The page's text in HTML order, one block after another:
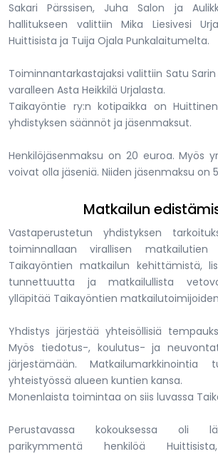
Sakari Pärssisen, Juha Salon ja
hallitukseen valittiin Mika Liesivesi
Huittisista ja Tuija Ojala Punkalaitumelta.
Toiminnantarkastajaksi valittiin Satu
varalleen Asta Heikkilä Urjalasta.
Taikayöntie ry:n kotipaikka on
yhdistyksen säännöt ja jäsenmaksut.
Henkilöjäsenmaksu on 20 euroa. Myös
voivat olla jäseniä. Niiden jäsenmaksu on
Matkailun
Vastaperustetun yhdistyksen
toiminnallaan virallisen
Taikayöntien matkailun kehittämistä,
tunnettuutta ja matkailullista
ylläpitää Taikayöntien
Yhdistys järjestää yhteisöllisiä
Myös tiedotus-, koulutus- ja
järjestämään. Matkailumarkkinointia
yhteistyössä alueen kuntien kansa.
Monenlaista toimintaa on siis luvassa
Perustavassa kokouksessa oli
parikymmentä henkilöä